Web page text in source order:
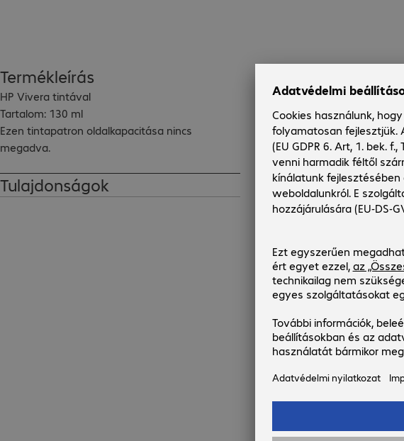
Bruttó ár: 38 583,00
áfatranzakciós
Előrelátható
augusztus.
mennyiségek
Már csak
Termékleírás
HP Vivera tintával
Tartalom: 130 ml
Ezen tintapatron oldalkapacitása nincs
megadva.
Tulajdonságok